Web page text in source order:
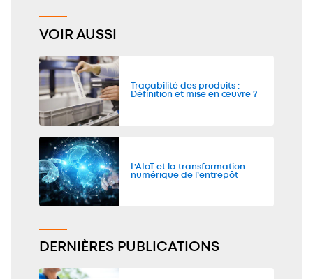
VOIR AUSSI
Traçabilité des produits :
Définition et mise en œuvre ?
L’AIoT et la transformation
numérique de l’entrepôt
DERNIÈRES PUBLICATIONS